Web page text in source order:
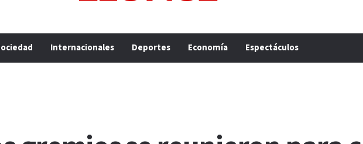
Internacionales Deportes Economía Espectáculos